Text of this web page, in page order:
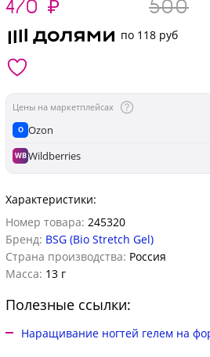
470 ₽ 500
по 118 руб
Цены на маркетплейсах
O Ozon
WBWildberries
Характеристики:
Номер товара: 245320
Бренд: BSG (Bio Stretch Gel)
Страна производства: Россия
Масса: 13 г
Полезные ссылки:
Наращивание ногтей гелем на